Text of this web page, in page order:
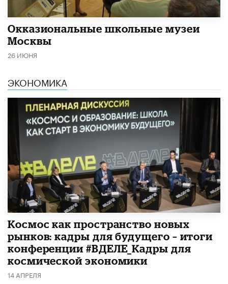
​Окказиональные школьные музеи
Москвы
26 ИЮНЯ
ЭКОНОМИКА
Космос как пространство новых
рынков: кадры для будущего – итоги
конференции #ВДЕЛЕ_Кадры для
космической экономики
14 АПРЕЛЯ